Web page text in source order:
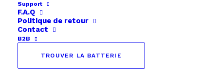
Support
F.A.Q
Politique de retour
Contact
B2B
TROUVER LA BATTERIE